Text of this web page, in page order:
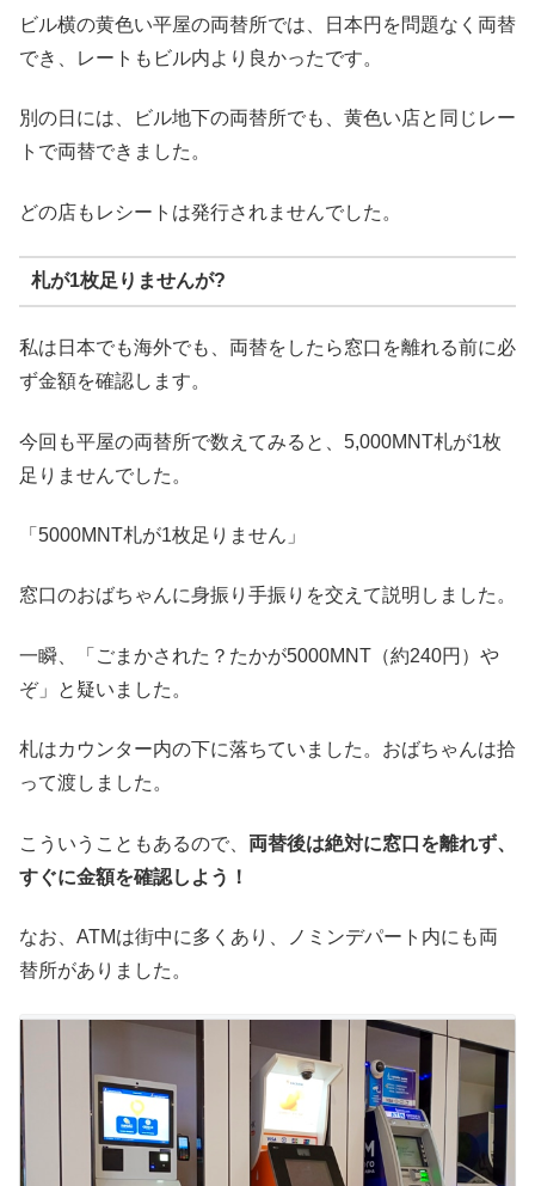
ビル横の黄色い平屋の両替所では、日本円を問題なく両替
でき、レートもビル内より良かったです。
別の日には、ビル地下の両替所でも、黄色い店と同じレー
トで両替できました。
どの店もレシートは発行されませんでした。
札が1枚足りませんが?
私は日本でも海外でも、両替をしたら窓口を離れる前に必
ず金額を確認します。
今回も平屋の両替所で数えてみると、5,000MNT札が1枚
足りませんでした。
「5000MNT札が1枚足りません」
窓口のおばちゃんに身振り手振りを交えて説明しました。
一瞬、「ごまかされた？たかが5000MNT（約240円）や
ぞ」と疑いました。
札はカウンター内の下に落ちていました。おばちゃんは拾
って渡しました。
こういうこともあるので、 両替後は絶対に窓口を離れず、
すぐに金額を確認しよう！
なお、ATMは街中に多くあり、ノミンデパート内にも両
替所がありました。